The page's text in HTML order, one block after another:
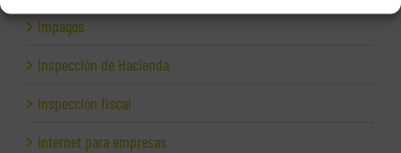
Impagos
Inspección de Hacienda
Inspección fiscal
Internet para empresas